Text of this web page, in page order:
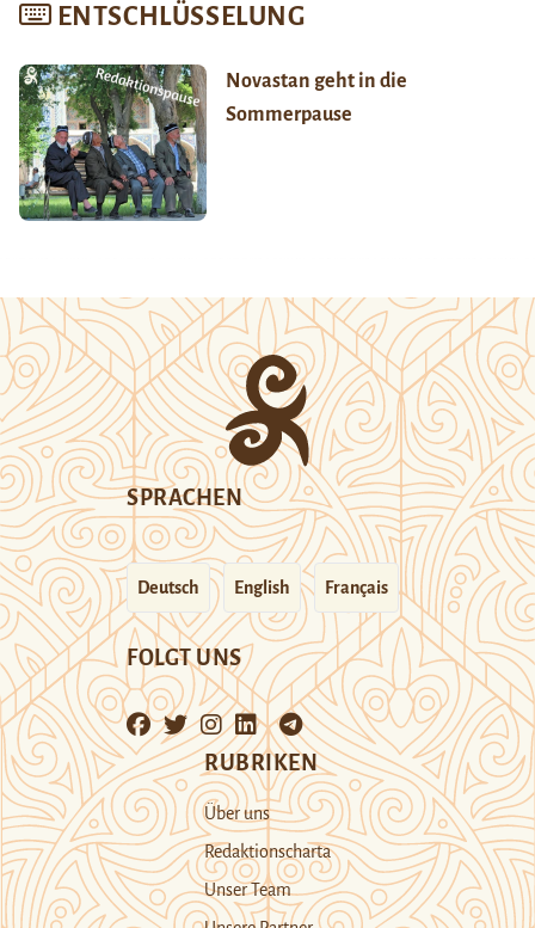
ENTSCHLÜSSELUNG
Novastan geht in die
Sommerpause
SPRACHEN
Deutsch English Français
FOLGT UNS
RUBRIKEN
Über uns
Redaktionscharta
Unser Team